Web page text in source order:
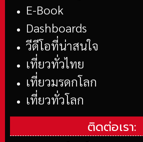
E-Book
Dashboards
วีดีโอที่น่าสนใจ
เที่ยวทั่วไทย
เที่ยวมรดกโลก
เที่ยวทั่วโลก
ติดต่อเรา: